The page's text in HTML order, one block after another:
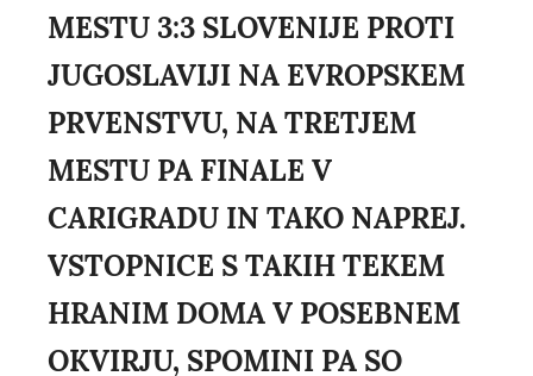
MESTU 3:3 SLOVENIJE PROTI
JUGOSLAVIJI NA EVROPSKEM
PRVENSTVU, NA TRETJEM
MESTU PA FINALE V
CARIGRADU IN TAKO NAPREJ.
VSTOPNICE S TAKIH TEKEM
HRANIM DOMA V POSEBNEM
OKVIRJU, SPOMINI PA SO